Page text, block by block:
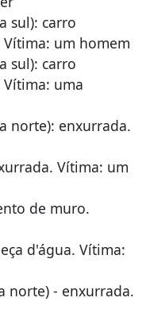
sul): carro
um homem
sul): carro
uma
norte): enxurrada.
Vítima: um
de muro.
d'água. Vítima:
norte) - enxurrada.